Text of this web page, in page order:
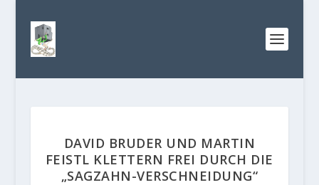
DAVID BRUDER UND MARTIN
FEISTL KLETTERN FREI DURCH DIE
„SAGZAHN-VERSCHNEIDUNG“